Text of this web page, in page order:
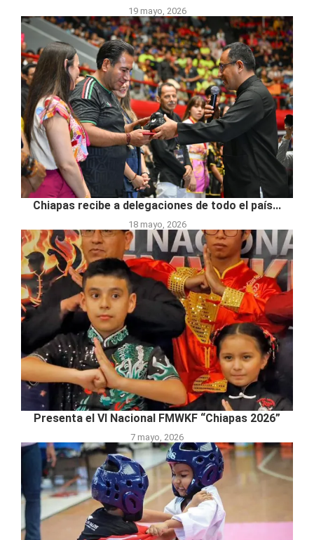
19 mayo, 2026
Chiapas recibe a delegaciones de todo el país...
18 mayo, 2026
Presenta el VI Nacional FMWKF “Chiapas 2026”
7 mayo, 2026